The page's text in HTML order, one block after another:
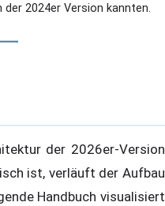
2024er Version kannten.
der 2026er-Version
ist, verläuft der Aufbau
Handbuch visualisiert